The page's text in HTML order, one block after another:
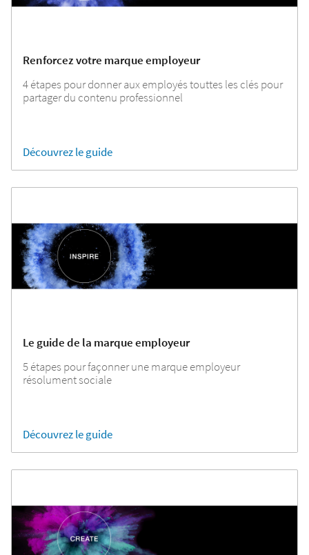
Renforcez votre marque employeur
4 étapes pour donner aux employés touttes les clés pour
partager du contenu professionnel
Découvrez le guide
Le guide de la marque employeur
5 étapes pour façonner une marque employeur
résolument sociale
Découvrez le guide